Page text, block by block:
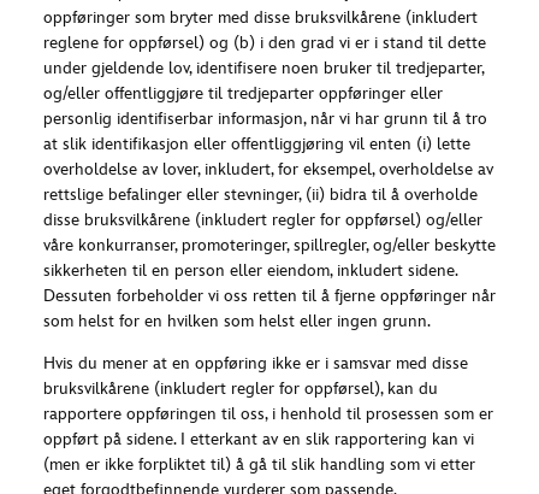
oppføringer som bryter med disse bruksvilkårene (inkludert
reglene for oppførsel) og (b) i den grad vi er i stand til dette
under gjeldende lov, identifisere noen bruker til tredjeparter,
og/eller offentliggjøre til tredjeparter oppføringer eller
personlig identifiserbar informasjon, når vi har grunn til å tro
at slik identifikasjon eller offentliggjøring vil enten (i) lette
overholdelse av lover, inkludert, for eksempel, overholdelse av
rettslige befalinger eller stevninger, (ii) bidra til å overholde
disse bruksvilkårene (inkludert regler for oppførsel) og/eller
våre konkurranser, promoteringer, spillregler, og/eller beskytte
sikkerheten til en person eller eiendom, inkludert sidene.
Dessuten forbeholder vi oss retten til å fjerne oppføringer når
som helst for en hvilken som helst eller ingen grunn.
Hvis du mener at en oppføring ikke er i samsvar med disse
bruksvilkårene (inkludert regler for oppførsel), kan du
rapportere oppføringen til oss, i henhold til prosessen som er
oppført på sidene. I etterkant av en slik rapportering kan vi
(men er ikke forpliktet til) å gå til slik handling som vi etter